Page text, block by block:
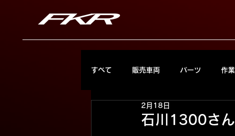
すべて 販売車両 パーツ 作業
石川1300さん
2月18日